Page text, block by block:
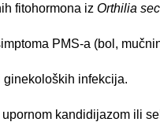
fitohormona iz Orthilia
PMS-a (bol,
infekcija.
kandidijazom ili